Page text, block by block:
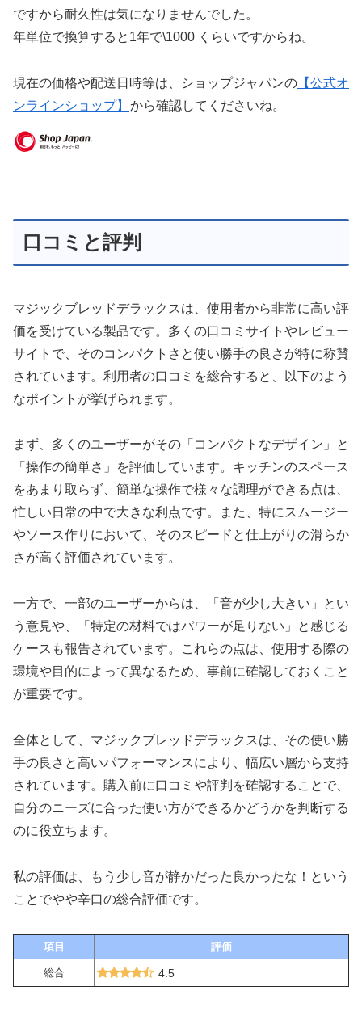
ですから耐久性は気になりませんでした。
年単位で換算すると1年で\1000 くらいですからね。
現在の価格や配送日時等は、ショップジャパンの 【公式オ
ンラインショップ】 から確認してくださいね。
口コミと評判
マジックブレッドデラックスは、使用者から非常に高い評
価を受けている製品です。多くの口コミサイトやレビュー
サイトで、そのコンパクトさと使い勝手の良さが特に称賛
されています。利用者の口コミを総合すると、以下のよう
なポイントが挙げられます。
まず、多くのユーザーがその「コンパクトなデザイン」と
「操作の簡単さ」を評価しています。キッチンのスペース
をあまり取らず、簡単な操作で様々な調理ができる点は、
忙しい日常の中で大きな利点です。また、特にスムージー
やソース作りにおいて、そのスピードと仕上がりの滑らか
さが高く評価されています。
一方で、一部のユーザーからは、「音が少し大きい」とい
う意見や、「特定の材料ではパワーが足りない」と感じる
ケースも報告されています。これらの点は、使用する際の
環境や目的によって異なるため、事前に確認しておくこと
が重要です。
全体として、マジックブレッドデラックスは、その使い勝
手の良さと高いパフォーマンスにより、幅広い層から支持
されています。購入前に口コミや評判を確認することで、
自分のニーズに合った使い方ができるかどうかを判断する
のに役立ちます。
私の評価は、もう少し音が静かだった良かったな！という
ことでやや辛口の総合評価です。
項目 評価
総合 4.5